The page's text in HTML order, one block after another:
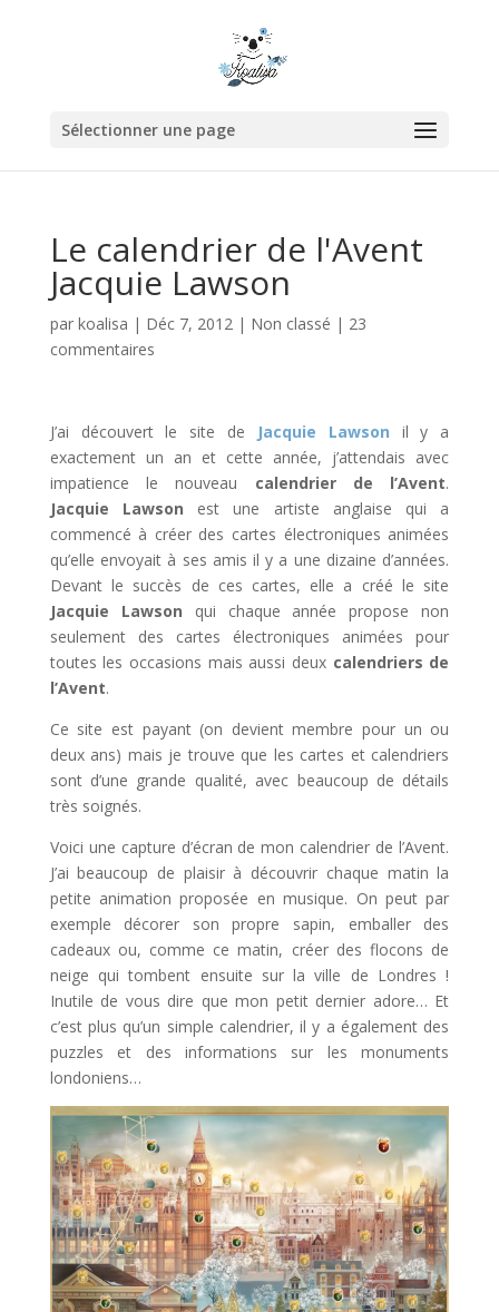
Sélectionner une page
Le calendrier de l'Avent
Jacquie Lawson
par koalisa | Déc 7, 2012| Non classé | 23
commentaires
J’ai découvert le site de Jacquie Lawson il y a
exactement un an et cette année, j’attendais avec
impatience le nouveau calendrier de l’Avent.
Jacquie Lawson est une artiste anglaise qui a
commencé à créer des cartes électroniques animées
qu’elle envoyait à ses amis il y a une dizaine d’années.
Devant le succès de ces cartes, elle a créé le site
Jacquie Lawson qui chaque année propose non
seulement des cartes électroniques animées pour
toutes les occasions mais aussi deux calendriers de
l’Avent.
Ce site est payant (on devient membre pour un ou
deux ans) mais je trouve que les cartes et calendriers
sont d’une grande qualité, avec beaucoup de détails
très soignés.
Voici une capture d’écran de mon calendrier de l’Avent.
J’ai beaucoup de plaisir à découvrir chaque matin la
petite animation proposée en musique. On peut par
exemple décorer son propre sapin, emballer des
cadeaux ou, comme ce matin, créer des flocons de
neige qui tombent ensuite sur la ville de Londres !
Inutile de vous dire que mon petit dernier adore… Et
c’est plus qu’un simple calendrier, il y a également des
puzzles et des informations sur les monuments
londoniens…